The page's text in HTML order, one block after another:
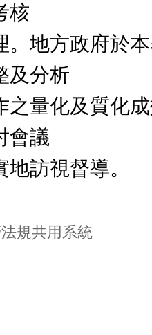
核
政府於本
及分析
及質化成效
會議
視督導。
規共用系統